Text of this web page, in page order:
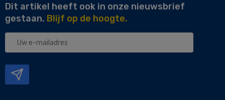
Dit artikel heeft ook in onze nieuwsbrief
gestaan. Blijf op de hoogte.
Uw